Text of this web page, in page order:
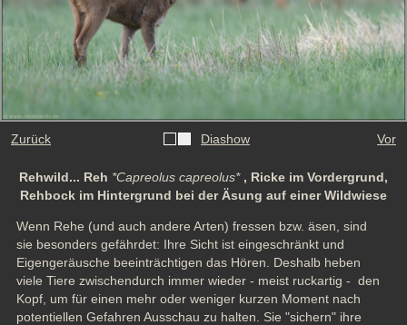
Zurück Diashow Vor
Rehwild... Reh *Capreolus capreolus*, Ricke im Vordergrund,
Rehbock im Hintergrund bei der Äsung auf einer Wildwiese
Wenn Rehe (und auch andere Arten) fressen bzw. äsen, sind
sie besonders gefährdet: Ihre Sicht ist eingeschränkt und
Eigengeräusche beeinträchtigen das Hören. Deshalb heben
viele Tiere zwischendurch immer wieder - meist ruckartig -  den
Kopf, um für einen mehr oder weniger kurzen Moment nach
potentiellen Gefahren Ausschau zu halten. Sie "sichern" ihre